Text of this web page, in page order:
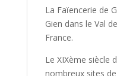
La Faïencerie de
Gien dans le Val
France.
Le XIXème siècle
nombreux sites